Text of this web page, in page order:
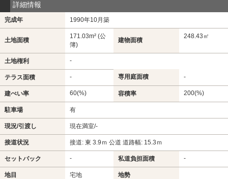
詳細情報
完成年 1990年10月築
土地面積
171.03m² (公
簿)
建物面積
248.43㎡
土地権利 -
テラス面積 - 専用庭面積 -
建ぺい率 60(%) 容積率 200(%)
駐車場 有
現況/引渡し 現在満室/-
接道状況 接道: 東 3.9ｍ 公道 道路幅: 15.3ｍ
セットバック - 私道負担面積 -
地目 宅地 地勢